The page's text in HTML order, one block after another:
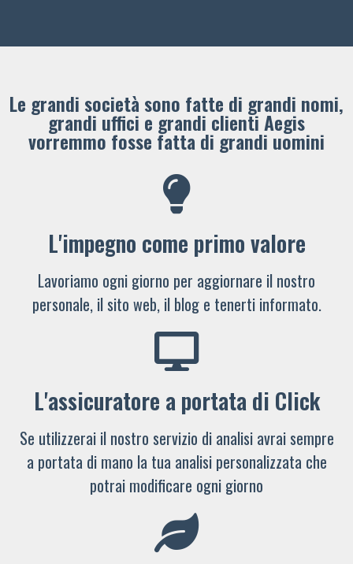
Le grandi società sono fatte di grandi nomi,
grandi uffici e grandi clienti ​Aegis
vorremmo fosse fatta di grandi uomini
L'impegno come primo valore
Lavoriamo ogni giorno per aggiornare il nostro
personale, il sito web, il blog e tenerti informato.
L'assicuratore a portata di Click
Se utilizzerai il nostro servizio di analisi avrai sempre
a portata di mano la tua analisi personalizzata che
potrai modificare ogni giorno